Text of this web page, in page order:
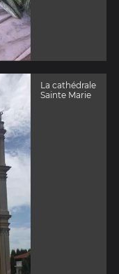
La cathédrale
Sainte Marie